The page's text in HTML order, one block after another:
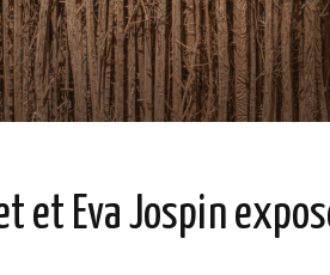
et Eva Jospin